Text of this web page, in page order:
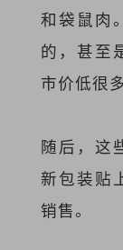
和袋鼠肉
的，甚至
市价低很多
随后，这
新包装贴
销售。